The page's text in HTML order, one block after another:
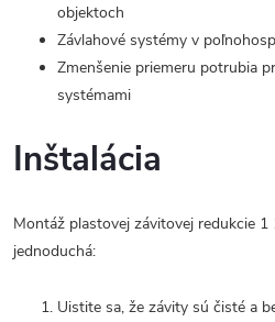
objektoch
Závlahové systémy v
Zmenšenie priemeru potrubia
systémami
Inštalácia
Montáž plastovej závitovej redukcie
jednoduchá:
Uistite sa, že závity sú čisté a